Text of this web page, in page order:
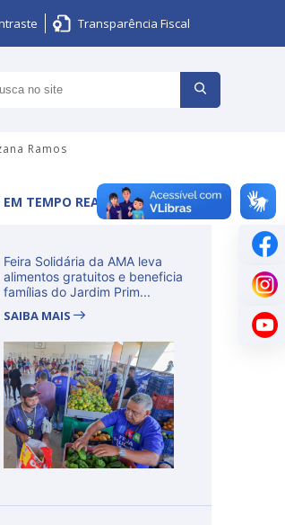
Transparência Fiscal
Ramos
TEMPO REAL
Feira Solidária da AMA leva
alimentos gratuitos e beneficia
famílias do Jardim Prim...
SAIBA MAIS